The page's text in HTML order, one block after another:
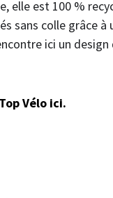
elle est 100 %
sans colle grâce à
ici un
Vélo ici.